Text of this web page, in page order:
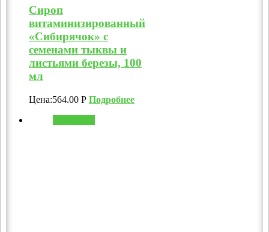
Сироп
витаминизированный
«Сибирячок» с
семенами тыквы и
листьями березы, 100
мл
Цена:564.00 Р Подробнее